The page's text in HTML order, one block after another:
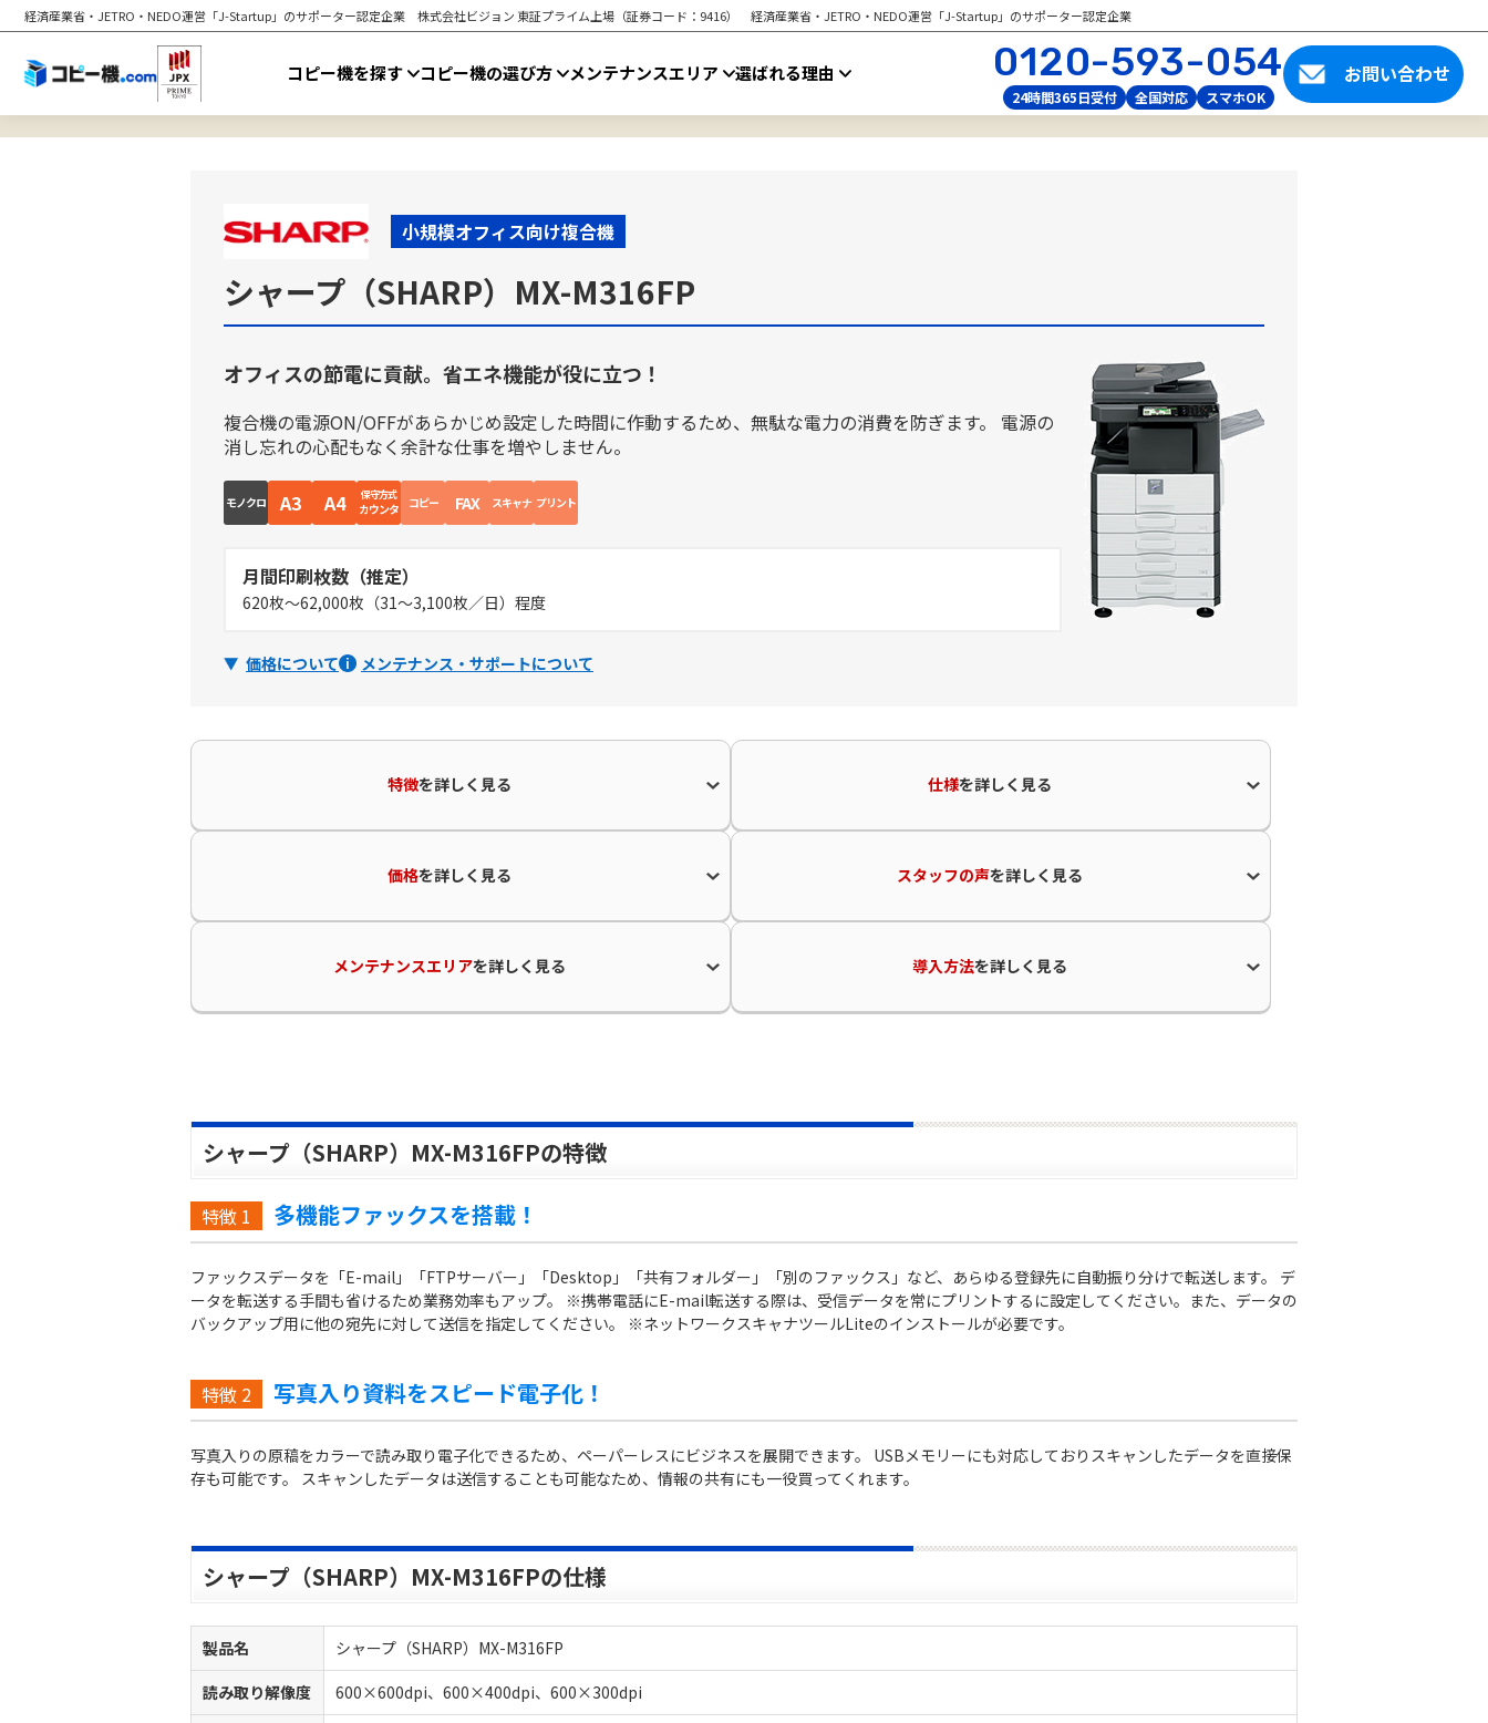
経済産業省・JETRO・NEDO運営「J-Startup」のサポーター認定企業 株式会社ビジョン 東証プライム上場（証券コード：9416） 経済産業省・JETRO・NEDO運営「J-Startup」のサポーター認定企業
コピー機を探す コピー機の選び方 メンテナンスエリア 選ばれる理由 0120-593-054
24時間365日受付 全国対応 スマホOK
お問い合わせ
小規模オフィス向け複合機
シャープ（SHARP）MX-M316FP
オフィスの節電に貢献。省エネ機能が役に立つ！
複合機の電源ON/OFFがあらかじめ設定した時間に作動するため、無駄な電力の消費を防ぎます。 電源の
消し忘れの心配もなく余計な仕事を増やしません。
モノクロ A3 A4 保守方式
カウンタ コピー FAX スキャナ プリント
月間印刷枚数（推定）
620枚～62,000枚（31～3,100枚／日）程度
価格について メンテナンス・サポートについて
特徴を詳しく見る 仕様を詳しく見る
価格を詳しく見る スタッフの声を詳しく見る
メンテナンスエリアを詳しく見る 導入方法を詳しく見る
シャープ（SHARP）MX-M316FPの特徴
特徴 1 多機能ファックスを搭載！
ファックスデータを「E-mail」「FTPサーバー」「Desktop」「共有フォルダー」「別のファックス」など、あらゆる登録先に自動振り分けで転送します。 デ
ータを転送する手間も省けるため業務効率もアップ。 ※携帯電話にE-mail転送する際は、受信データを常にプリントするに設定してください。また、データの
バックアップ用に他の宛先に対して送信を指定してください。 ※ネットワークスキャナツールLiteのインストールが必要です。
特徴 2 写真入り資料をスピード電子化！
写真入りの原稿をカラーで読み取り電子化できるため、ペーパーレスにビジネスを展開できます。 USBメモリーにも対応しておりスキャンしたデータを直接保
存も可能です。 スキャンしたデータは送信することも可能なため、情報の共有にも一役買ってくれます。
シャープ（SHARP）MX-M316FPの仕様
製品名
シャープ（SHARP）MX-M316FP
読み取り解像度
600×600dpi、600×400dpi、600×300dpi